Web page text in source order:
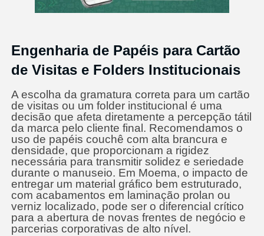
Engenharia de Papéis para Cartão
de Visitas e Folders Institucionais
A escolha da gramatura correta para um cartão
de visitas ou um folder institucional é uma
decisão que afeta diretamente a percepção tátil
da marca pelo cliente final. Recomendamos o
uso de papéis couchê com alta brancura e
densidade, que proporcionam a rigidez
necessária para transmitir solidez e seriedade
durante o manuseio. Em Moema, o impacto de
entregar um material gráfico bem estruturado,
com acabamentos em laminação prolan ou
verniz localizado, pode ser o diferencial crítico
para a abertura de novas frentes de negócio e
parcerias corporativas de alto nível.